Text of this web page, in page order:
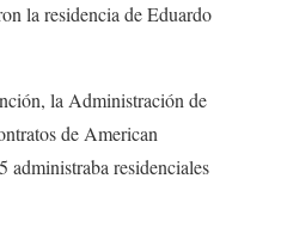
la residencia de Eduardo
la Administración de
de American
administraba residenciales